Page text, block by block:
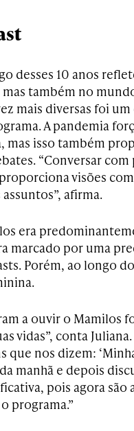
desses 10 anos
também no
mais diversas foi
A pandemia
mas isso também
“Conversar com
visões
afirma.
era
marcado por uma
Porém, ao longo
a ouvir o Mamilos
vidas”, conta
nos dizem:
manhã e depois
pois agora são
programa.”